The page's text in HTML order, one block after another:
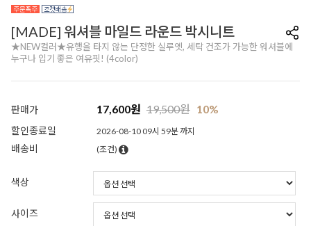
[MADE] 워셔블 마일드 라운드 박시니트
★NEW컬러★유행을 타지 않는 단정한 실루엣, 세탁 건조가 가능한 워셔블에
누구나 입기 좋은 여유핏! (4color)
판매가 17,600원 19,500원 10%
할인종료일 2026-08-10 09시 59분 까지
배송비 (조건)
색상
사이즈